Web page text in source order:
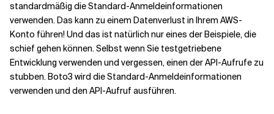
standardmäßig die Standard-Anmeldeinformationen
verwenden. Das kann zu einem Datenverlust in Ihrem AWS-
Konto führen! Und das ist natürlich nur eines der Beispiele, die
schief gehen können. Selbst wenn Sie testgetriebene
Entwicklung verwenden und vergessen, einen der API-Aufrufe zu
stubben. Boto3 wird die Standard-Anmeldeinformationen
verwenden und den API-Aufruf ausführen.